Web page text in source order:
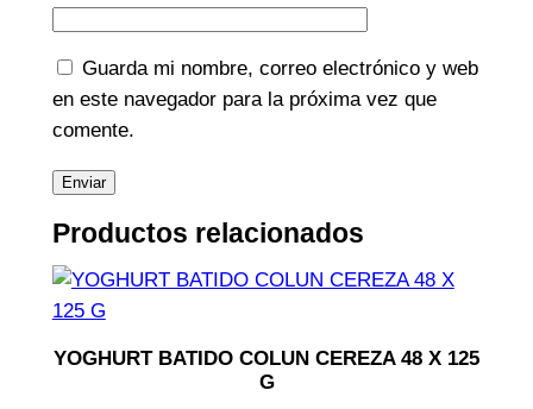
Guarda mi nombre, correo electrónico y web
en este navegador para la próxima vez que
comente.
Productos relacionados
YOGHURT BATIDO COLUN CEREZA 48 X 125
G